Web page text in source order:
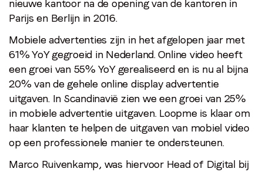
nieuwe kantoor na de opening van de kantoren in
Parijs en Berlijn in 2016.
Mobiele advertenties zijn in het afgelopen jaar met
61% YoY gegroeid in Nederland. Online video heeft
een groei van 55% YoY gerealiseerd en is nu al bijna
20% van de gehele online display advertentie
uitgaven. In Scandinavië zien we een groei van 25%
in mobiele advertentie uitgaven. Loopme is klaar om
haar klanten te helpen de uitgaven van mobiel video
op een professionele manier te ondersteunen.
Marco Ruivenkamp, was hiervoor Head of Digital bij